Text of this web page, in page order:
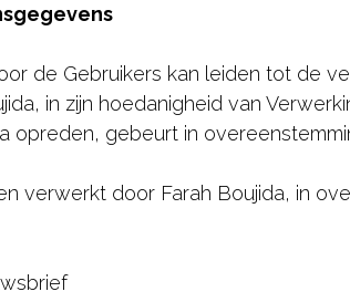
de Gebruikers kan leiden tot de
in zijn hoedanigheid van
opreden, gebeurt in
verwerkt door Farah Boujida, in